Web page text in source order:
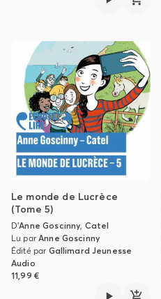
Le monde de Lucrèce
(Tome 5)
D'Anne Goscinny, Catel
Lu parAnne Goscinny
Édité par Gallimard Jeunesse
Audio
11,99 €